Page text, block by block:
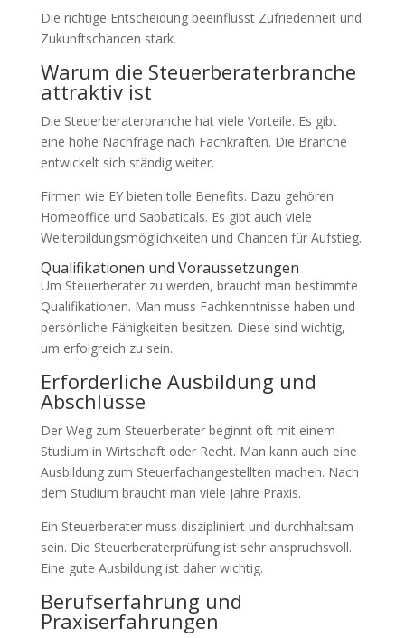
Die richtige Entscheidung beeinflusst Zufriedenheit und
Zukunftschancen stark.
Warum die Steuerberaterbranche
attraktiv ist
Die Steuerberaterbranche hat viele Vorteile. Es gibt
eine hohe Nachfrage nach Fachkräften. Die Branche
entwickelt sich ständig weiter.
Firmen wie EY bieten tolle Benefits. Dazu gehören
Homeoffice und Sabbaticals. Es gibt auch viele
Weiterbildungsmöglichkeiten und Chancen für Aufstieg.
Qualifikationen und Voraussetzungen
Um Steuerberater zu werden, braucht man bestimmte
Qualifikationen. Man muss Fachkenntnisse haben und
persönliche Fähigkeiten besitzen. Diese sind wichtig,
um erfolgreich zu sein.
Erforderliche Ausbildung und
Abschlüsse
Der Weg zum Steuerberater beginnt oft mit einem
Studium in Wirtschaft oder Recht. Man kann auch eine
Ausbildung zum Steuerfachangestellten machen. Nach
dem Studium braucht man viele Jahre Praxis.
Ein Steuerberater muss diszipliniert und durchhaltsam
sein. Die Steuerberaterprüfung ist sehr anspruchsvoll.
Eine gute Ausbildung ist daher wichtig.
Berufserfahrung und
Praxiserfahrungen